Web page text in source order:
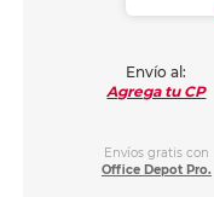
Envío al:
Agrega tu CP
Envíos gratis con
Office Depot Pro.